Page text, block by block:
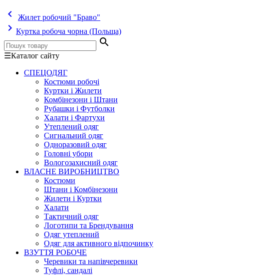
keyboard_arrow_left Жилет робочий "Браво"
keyboard_arrow_right Куртка робоча чорна (Польща)
search
☰Каталог сайту
СПЕЦОДЯГ
Костюми робочі
Куртки і Жилети
Комбінезони і Штани
Рубашки і Футболки
Халати і Фартухи
Утеплений одяг
Сигнальний одяг
Одноразовий одяг
Головні убори
Вологозахисний одяг
ВЛАСНЕ ВИРОБНИЦТВО
Костюми
Штани і Комбінезони
Жилети і Куртки
Халати
Тактичний одяг
Логотипи та Брендування
Одяг утеплений
Одяг для активного відпочинку
ВЗУТТЯ РОБОЧЕ
Черевики та напівчеревики
Туфлі, сандалі